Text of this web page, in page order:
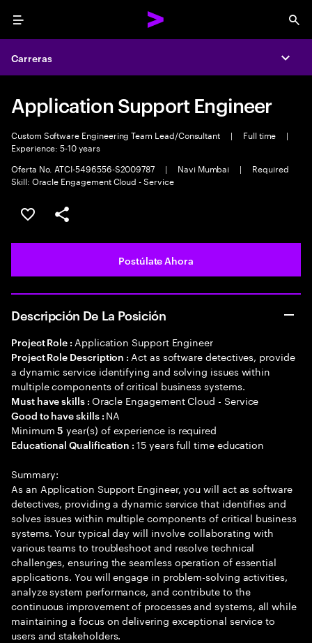
Menu
Carreras
Application Support Engineer
Custom Software Engineering Team Lead/Consultant | Full time
|
Experience: 5-10 years
Oferta No. ATCI-5496556-S2009787
| Navi Mumbai |
Required
Skill: Oracle Engagement Cloud - Service
Guardar este empleo
Compartir este empleo
Postúlate Ahora
Descripción De La Posición
Project Role : Application Support Engineer
Project Role Description : Act as software detectives, provide
a dynamic service identifying and solving issues within
multiple components of critical business systems.
Must have skills : Oracle Engagement Cloud - Service
Good to have skills : NA
Minimum5 year(s) of experience is required
Educational Qualification :15 years full time education
Summary:
As an Application Support Engineer, you will act as software
detectives, providing a dynamic service that identifies and
solves issues within multiple components of critical business
systems. Your typical day will involve collaborating with
various teams to troubleshoot and resolve technical
challenges, ensuring the seamless operation of essential
applications. You will engage in problem-solving activities,
analyze system performance, and contribute to the
continuous improvement of processes and systems, all while
maintaining a focus on delivering exceptional service to
users and stakeholders.